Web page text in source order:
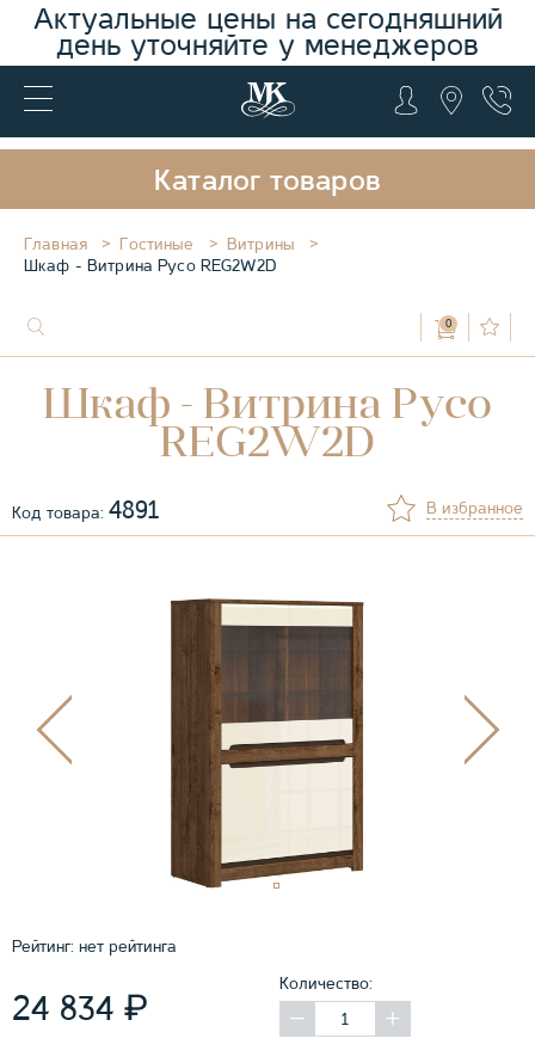
Актуальные цены на сегодняшний
день уточняйте у менеджеров
Каталог товаров
Главная Гостиные
Витрины
Шкаф - Витрина Русо REG2W2D
0
Шкаф - Витрина Русо
REG2W2D
Код товара: 4891 В избранное
Рейтинг: нет рейтинга
24 834 ₽
Количество: